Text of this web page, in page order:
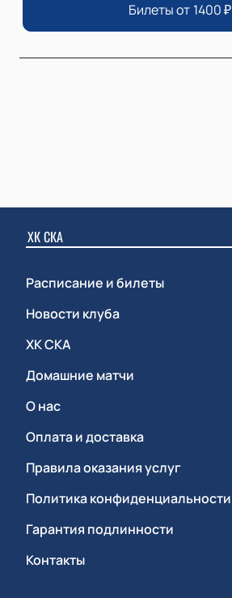
Билеты от 1400₽
ХК СКА
Расписание и билеты
Новости клуба
ХК СКА
Домашние матчи
О нас
Оплата и доставка
Правила оказания услуг
Политика конфиденциальности
Гарантия подлинности
Контакты